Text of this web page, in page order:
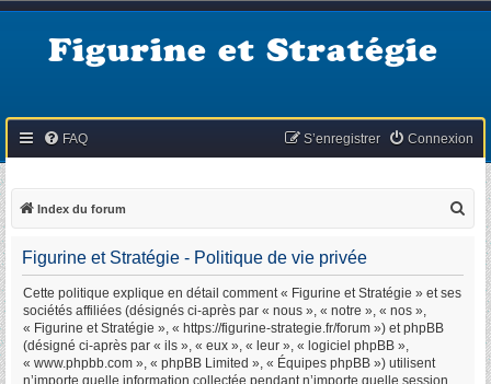
Figurine et Stratégie
FAQ Connexion
S’enregistrer
Index du forum
Figurine et Stratégie - Politique de vie privée
Cette politique explique en détail comment « Figurine et Stratégie » et ses
sociétés affiliées (désignés ci-après par « nous », « notre », « nos »,
« Figurine et Stratégie », « https://figurine-strategie.fr/forum ») et phpBB
(désigné ci-après par « ils », « eux », « leur », « logiciel phpBB »,
« www.phpbb.com », « phpBB Limited », « Équipes phpBB ») utilisent
n’importe quelle information collectée pendant n’importe quelle session